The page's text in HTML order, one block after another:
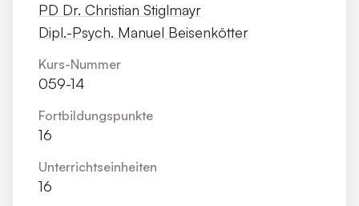
PD Dr. Christian Stiglmayr
Dipl.-Psych. Manuel Beisenkötter
Kurs-Nummer
059-14
Fortbildungs­punkte
16
Unterrichts­einheiten
16